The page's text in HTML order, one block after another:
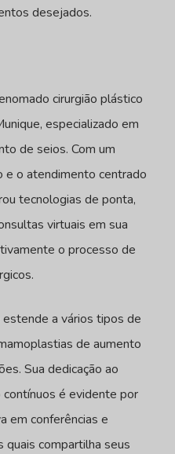
desejados.
cirurgião plástico
especializado em
de seios. Com um
e o atendimento centrado
tecnologias de ponta,
virtuais em sua
o processo de
a vários tipos de
de aumento
Sua dedicação ao
é evidente por
em conferências e
quais compartilha seus